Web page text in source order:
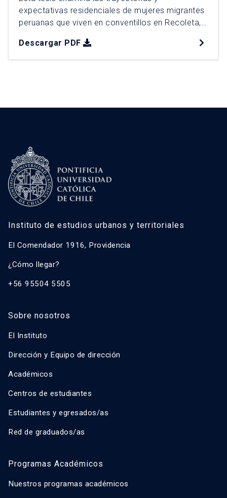
expectativas residenciales de mujeres migrantes
peruanas que viven en conventillos en Recoleta,
de arriendo informal y la estructura urbana
influyen en su acceso a la vivienda. A partir de
Descargar PDF
Instituto de estudios urbanos y territoriales
El Comendador 1916, Providencia
¿Cómo llegar?
+56 95504 5505
Sobre nosotros
El Instituto
Dirección y Equipo de dirección
Académicos
Centros de estudiantes
Estudiantes y egresados/as
Red de graduados/as
Programas Académicos
Nuestros programas académicos